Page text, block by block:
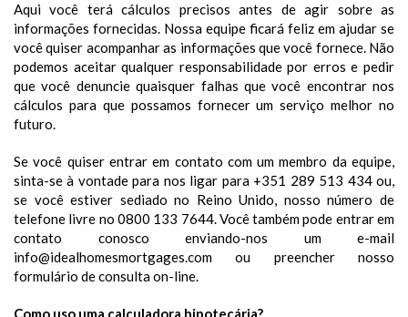
Aqui você terá cálculos precisos antes de agir sobre as
informações fornecidas. Nossa equipe ficará feliz em ajudar se
você quiser acompanhar as informações que você fornece. Não
podemos aceitar qualquer responsabilidade por erros e pedir
que você denuncie quaisquer falhas que você encontrar nos
cálculos para que possamos fornecer um serviço melhor no
futuro.
Se você quiser entrar em contato com um membro da equipe,
sinta-se à vontade para nos ligar para +351 289 513 434 ou,
se você estiver sediado no Reino Unido, nosso número de
telefone livre no 0800 133 7644. Você também pode entrar em
contato conosco enviando-nos um e-mail
info@idealhomesmortgages.com ou preencher nosso
formulário de consulta on-line.
Como uso uma calculadora hipotecária?